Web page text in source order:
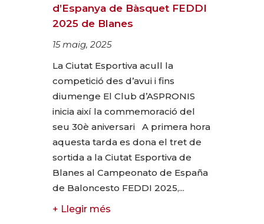
d’Espanya de Bàsquet FEDDI
2025 de Blanes
15 maig, 2025
La Ciutat Esportiva acull la
competició des d’avui i fins
diumenge El Club d’ASPRONIS
inicia així la commemoració del
seu 30è aniversari A primera hora
aquesta tarda es dona el tret de
sortida a la Ciutat Esportiva de
Blanes al Campeonato de España
de Baloncesto FEDDI 2025,...
+ Llegir més